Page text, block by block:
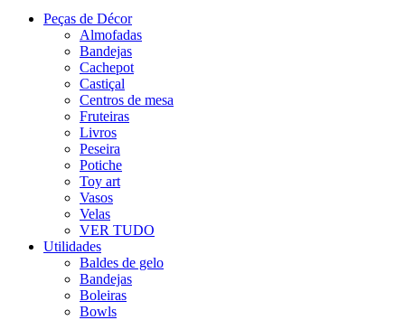
Peças de Décor
Almofadas
Bandejas
Cachepot
Castiçal
Centros de mesa
Fruteiras
Livros
Peseira
Potiche
Toy art
Vasos
Velas
VER TUDO
Utilidades
Baldes de gelo
Bandejas
Boleiras
Bowls